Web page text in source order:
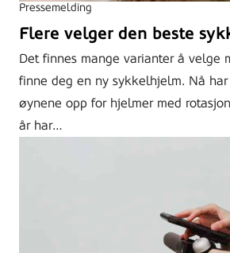
Pressemelding
Flere velger den beste
Det finnes mange varianter å velge
finne deg en ny sykkelhjelm. Nå
øynene opp for hjelmer med
år har…